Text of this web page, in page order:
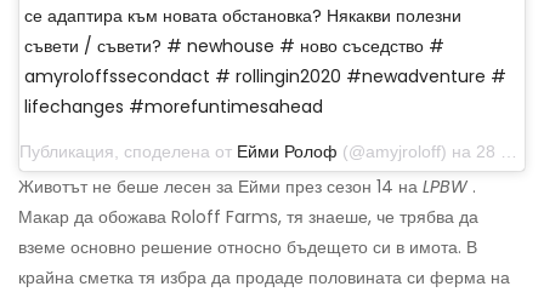
се адаптира към новата обстановка? Някакви полезни
съвети / съвети? # newhouse # ново съседство #
amyroloffssecondact # rollingin2020 #newadventure #
lifechanges #morefuntimesahead
Публикация, споделена от Ейми Ролоф (@amyjroloff) на 28 декември 2019 г. в 9:48 ч. PST
Животът не беше лесен за Ейми през сезон 14 на LPBW .
Макар да обожава Roloff Farms, тя знаеше, че трябва да
вземе основно решение относно бъдещето си в имота. В
крайна сметка тя избра да продаде половината си ферма на